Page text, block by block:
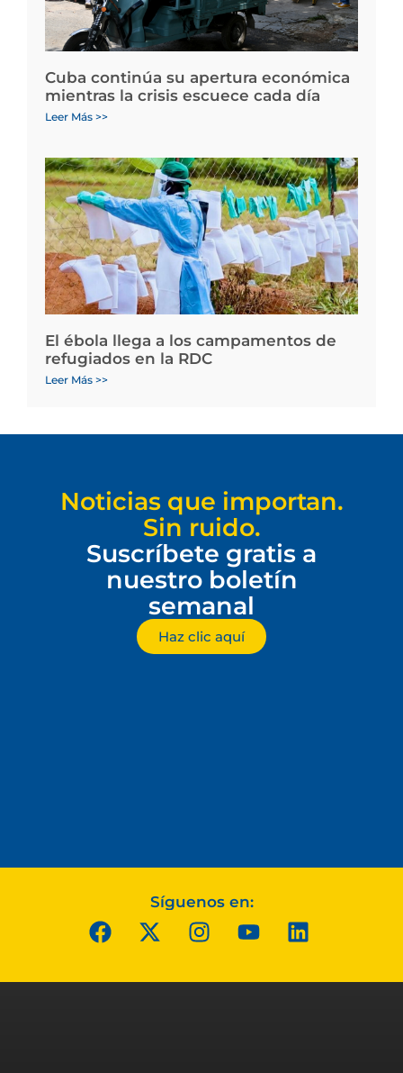
Cuba continúa su apertura económica
mientras la crisis escuece cada día
Leer Más >>
El ébola llega a los campamentos de
refugiados en la RDC
Leer Más >>
Noticias que importan.
Sin ruido.
Suscríbete gratis a
nuestro boletín
semanal
Haz clic aquí
Síguenos en: